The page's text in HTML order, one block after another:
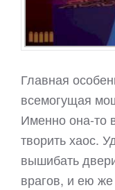
Главная
всемогущая
Именно она-то
творить хаос.
вышибать
врагов, и ею же